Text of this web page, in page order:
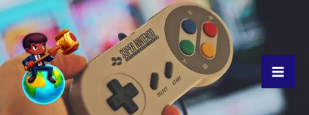
Ir
para
o
conteúdo